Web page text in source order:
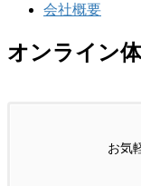
会社概要
オンライン
お気